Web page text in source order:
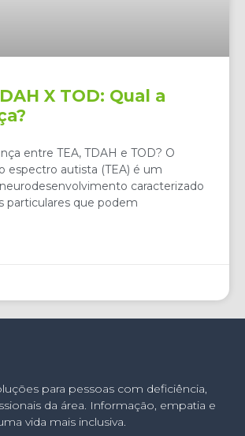
X TOD: Qual a
entre TEA, TDAH e TOD? O
espectro autista (TEA) é um
caracterizado
particulares que podem
para pessoas com deficiência,
da área. Informação, empatia e
vida mais inclusiva.